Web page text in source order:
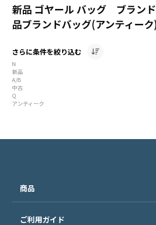
新品 ゴヤール バッグ ブラン
品ブランドバッグ(アンティー
さらに条件を絞り込む
N
新品
A/B
中古
Q
アンティーク
商品
ご利用ガイド